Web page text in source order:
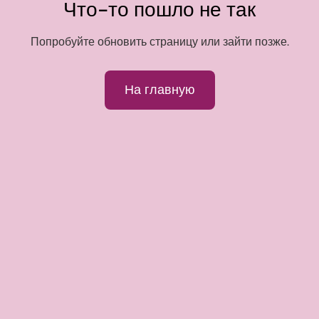
Что-то пошло не так
Попробуйте обновить страницу или зайти позже.
На главную